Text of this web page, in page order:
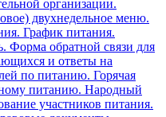
организации.
двухнедельное меню.
График питания.
Форма обратной связи для
и ответы на
по питанию. Горячая
питанию. Народный
участников питания.